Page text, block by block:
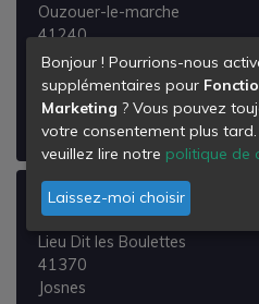
Ouzouer-le-marche
41240
Ouzouer-le-Marché
Voir les détails de la
Marché
Déchetterie de Josnes
Lieu Dit les Boulettes
41370
Josnes
Bonjour ! Pourrions-nous
supplémentaires pour
Marketing ? Vous pouvez
votre consentement plus
veuillez lire notre politique de
Laissez-moi choisir